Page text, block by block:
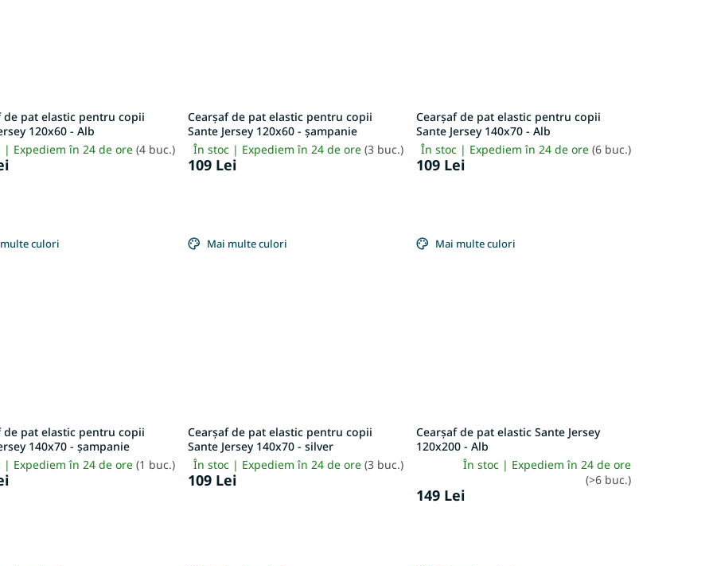
de pat elastic pentru copii
120x60 - Alb
| Expediem în 24 de ore(4 buc.)
Cearșaf de pat elastic pentru copii
Sante Jersey 120x60 - șampanie
În stoc | Expediem în 24 de ore (3 buc.)
109 Lei
Cearșaf de pat elastic pentru copii
Sante Jersey 140x70 - Alb
În stoc | Expediem în 24 de ore (6 buc.)
109 Lei
culori
de pat elastic pentru copii
140x70 - șampanie
| Expediem în 24 de ore(1 buc.)
Mai multe culori
Cearșaf de pat elastic pentru copii
Sante Jersey 140x70 - silver
În stoc | Expediem în 24 de ore (3 buc.)
109 Lei
Mai multe culori
Cearșaf de pat elastic Sante Jersey
120x200 - Alb
În stoc | Expediem în 24 de ore
(>6 buc.)
149 Lei